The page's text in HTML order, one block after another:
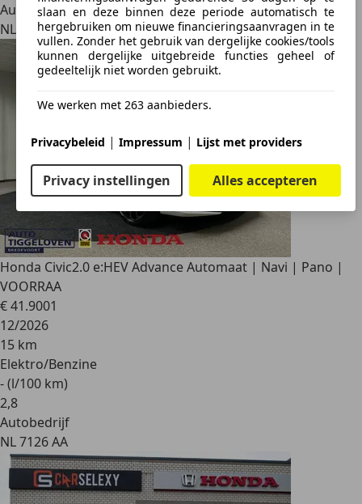
slaan en deze binnen deze periode automatisch te
hergebruiken om nieuwe financieringsaanvragen in te
vullen. Zonder het gebruik van dergelijke cookies/tools
kunnen dergelijke uitgebreide functies geheel of
gedeeltelijk niet worden gebruikt.
We werken met 263 aanbieders.
Privacybeleid | Impressum | Lijst met providers
Privacy instellingen Alles accepteren
Autobedrijf
NL 9403 AB
Honda Civic2.0 e:HEV Advance Automaat | Navi | Pano |
VOORRAA
€ 41.9001
12/2026
15 km
Elektro/Benzine
- (l/100 km)
2,8
Autobedrijf
NL 7126 AA